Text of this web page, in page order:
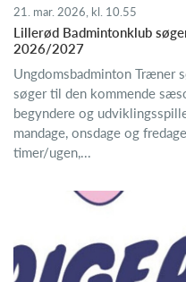
21. mar. 2026, kl. 10.55
Lillerød Badmintonklub
2026/2027
Ungdomsbadminton Træner
søger til den kommende
begyndere og
mandage, onsdage og
timer/ugen,...